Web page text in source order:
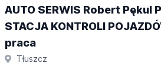
AUTO SERWIS Robert Pękul
STACJA KONTROLI
praca
Tłuszcz